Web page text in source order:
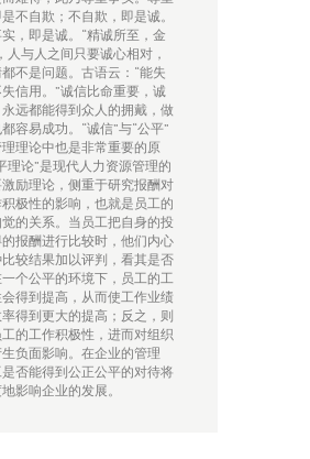
不自欺；不自欺，即是诚。
，即是诚。“精诚所至，金
人与人之间只要诚心相对，
不是问题。古语云：“能失
信用。”诚信比命重要，诚
远都能得到众人的拥戴，做
容易成功。“诚信”与“公平”
理论中也是非常重要的原
理论”是现代人力资源管理的
励理论，侧重于研究报酬对
积极性的影响，也就是员工的
的关系。当员工把自身的投
的报酬进行比较时，他们内心
较结果加以评判，看其是否
个公平的环境下，员工的工
得到提高，从而使工作业绩
得到更大的提高；反之，则
的工作积极性，进而对组织
负面影响。在企业的管理
否能得到公正公平的对待将
影响企业的发展。